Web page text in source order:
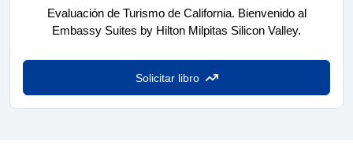
Evaluación de Turismo de California. Bienvenido al
Embassy Suites by Hilton Milpitas Silicon Valley.
Solicitar libro